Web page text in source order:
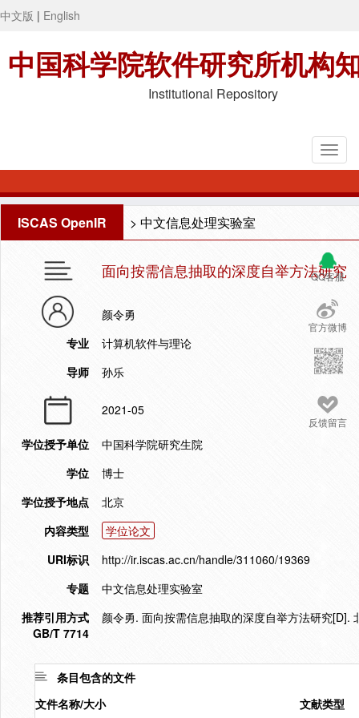
中文版 | English
中国科学院软件研究所机构
Institutional Repository
ISCAS OpenIR > 中文信息处理实验室
QQ客服
官方微博
反馈留言
面向按需信息抽取的深度自举方法研究
颜令勇
专业
计算机软件与理论
导师
孙乐
2021-05
学位授予单位
中国科学院研究生院
学位
博士
学位授予地点
北京
内容类型
学位论文
URI标识
http://ir.iscas.ac.cn/handle/311060/19369
专题
中文信息处理实验室
推荐引用方式
GB/T 7714
颜令勇. 面向按需信息抽取的深度自举方法研究[D].
条目包含的文件
文件名称/大小
文献类型